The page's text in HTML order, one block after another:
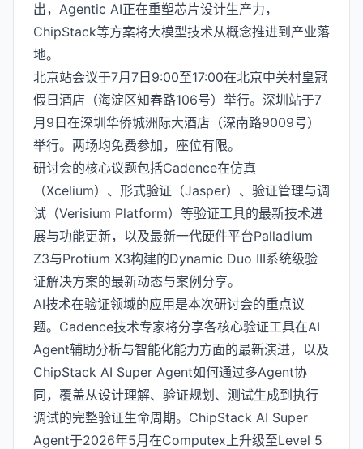
出，Agentic AI正在重塑芯片设计生产力，
ChipStack等方案将大模型技术从概念推进到产业落
地。
北京站会议于7月7日9:00至17:00在北京中关村皇冠
假日酒店（海淀区知春路106号）举行。深圳站于7
月9日在深圳华侨城洲际大酒店（深南路9009号）
举行。两场均免费参加，座位有限。
研讨会的核心议题包括Cadence在仿真
（Xcelium）、形式验证（Jasper）、验证管理与调
试（Verisium Platform）等验证工具的最新技术进
展与功能更新，以及最新一代硬件平台Palladium
Z3与Protium X3构建的Dynamic Duo III系统级验
证解决方案的最新动态与案例分享。
AI技术在验证领域的应用是本次研讨会的重点议
题。Cadence技术专家将分享各核心验证工具在AI
Agent辅助分析与智能化能力方面的最新演进，以及
ChipStack AI Super Agent如何通过多Agent协
同，覆盖从设计理解、验证规划、测试生成到执行
调试的完整验证生命周期。ChipStack AI Super
Agent于2026年5月在Computex上升级至Level 5